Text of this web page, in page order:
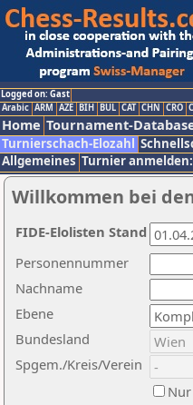
Logged on: Gast
Arabic ARM AZE BIH BUL CAT CHN CRO
Home Tournament-
Turnierschach-Elozahl
Allgemeines Turnier anmelden:
Willkommen bei
Nachname
Ebene
Personennummer
Bundesland
Spgem./Kreis/Verein
FIDE-Elolisten Stand